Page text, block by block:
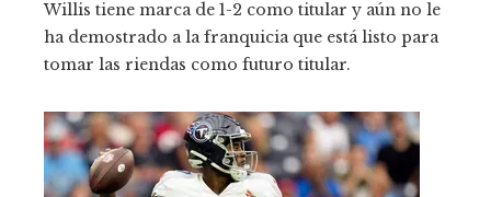
Willis tiene marca de 1-2 como titular y aún no le
ha demostrado a la franquicia que está listo para
tomar las riendas como futuro titular.